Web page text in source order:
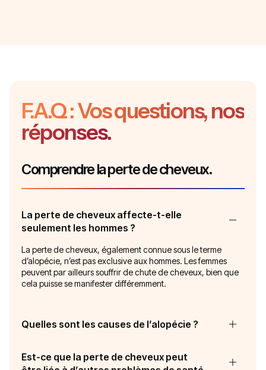
F.A.Q : Vos questions, nos
réponses.
Comprendre la perte de cheveux.
La perte de cheveux affecte-t-elle
seulement les hommes ?
La perte de cheveux, également connue sous le terme
d’alopécie, n’est pas exclusive aux hommes. Les femmes
peuvent par ailleurs souffrir de chute de cheveux, bien que
cela puisse se manifester différemment.
Quelles sont les causes de l’alopécie ?
Est-ce que la perte de cheveux peut